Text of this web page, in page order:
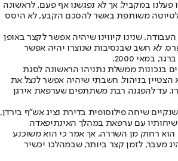
במקביל, אך לא נפגשנו אף פעם. לראשונה
לטיוטה משותפת באשר להסכם הקבע, לא היסס
הגיע אבו מאזן למשרדי בתל אביב כדי לחגוג את סיום העבודה. שנינו קיווינו שיהיה אפשר לקצר באופן
לא חשב שבנסיבות שנוצרו יהיה אפשר
2000.
בנכונות ממשלת נתניהו הראשונה לסגת
ואבו מאזן אף לא הצטיין בניהול. חשבתי שיהיה אפשר לנצל את
עד להפגנה רבת משתתפים שערפאת אירגן
שיחה פילוסופית בדירת נציג אש"ף בירדן,
עם ערפאת במהלך האינתיפאדה
רחוק מן השררה, אך אמר כי הוא משוכנע
מעבר, לזמן קצר ביותר, שבמהלכו יכשיר